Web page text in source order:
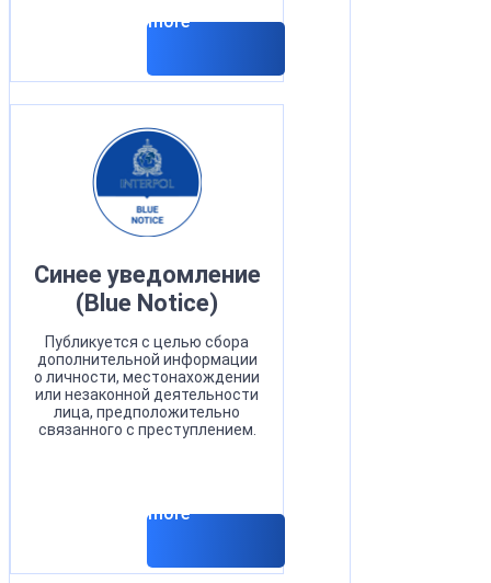
Read more
Синее уведомление
(Blue Notice)
Публикуется с целью сбора
дополнительной информации
о личности, местонахождении
или незаконной деятельности
лица, предположительно
связанного с преступлением.
Read more